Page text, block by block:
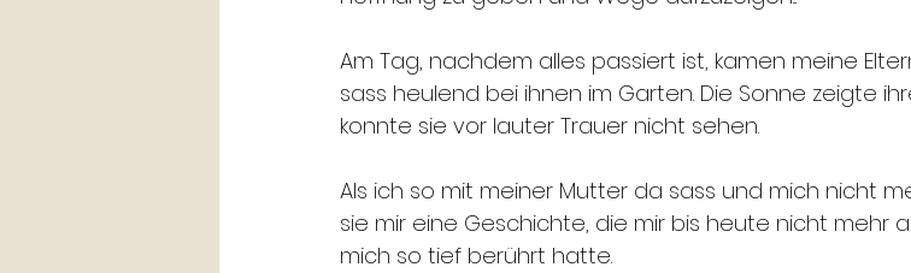
Am Tag, nachdem alles passiert ist, kamen meine
sass heulend bei ihnen im Garten. Die Sonne zeigte
konnte sie vor lauter Trauer nicht sehen.
Als ich so mit meiner Mutter da sass und mich nicht
sie mir eine Geschichte, die mir bis heute nicht mehr
mich so tief berührt hatte.